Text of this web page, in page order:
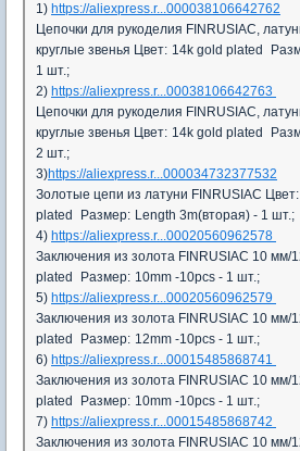
1) https://aliexpress.r...000038106642762
Цепочки для рукоделия FINRUSIAC,
круглые звенья Цвет: 14k gold plated
1 шт.;
2) https://aliexpress.r...00038106642763
Цепочки для рукоделия FINRUSIAC,
круглые звенья Цвет: 14k gold plated
2 шт.;
3)https://aliexpress.r...000034732377532
Золотые цепи из латуни FINRUSIAC Цвет:
plated
Размер: Length 3m(вторая) - 1 шт.;
4) https://aliexpress.r...00020560962578
Заключения из золота FINRUSIAC 10 мм/
plated
Размер: 10mm -10pcs - 1 шт.;
5) https://aliexpress.r...00020560962579
Заключения из золота FINRUSIAC 10 мм/
plated
Размер: 12mm -10pcs - 1 шт.;
6) https://aliexpress.r...00015485868741
Заключения из золота FINRUSIAC 10 мм/
plated
Размер: 10mm -10pcs - 1 шт.;
7) https://aliexpress.r...00015485868742
Заключения из золота FINRUSIAC 10 мм/